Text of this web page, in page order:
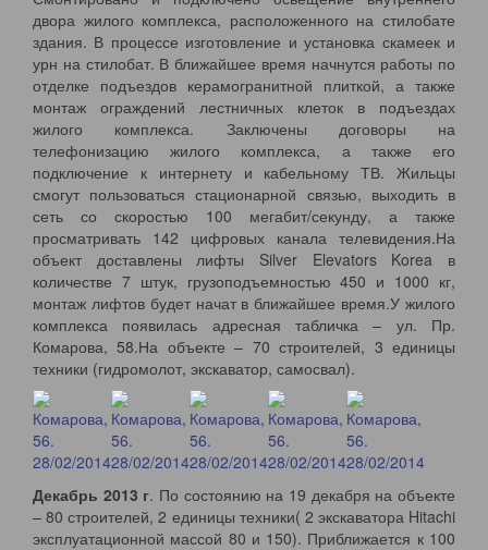
двора жилого комплекса, расположенного на стилобате
здания. В процессе изготовление и установка скамеек и
урн на стилобат. В ближайшее время начнутся работы по
отделке подъездов керамогранитной плиткой, а также
монтаж ограждений лестничных клеток в подъездах
жилого комплекса. Заключены договоры на
телефонизацию жилого комплекса, а также его
подключение к интернету и кабельному ТВ. Жильцы
смогут пользоваться стационарной связью, выходить в
сеть со скоростью 100 мегабит/секунду, а также
просматривать 142 цифровых канала телевидения.На
объект доставлены лифты Silver Elevators Korea в
количестве 7 штук, грузоподъемностью 450 и 1000 кг,
монтаж лифтов будет начат в ближайшее время.У жилого
комплекса появилась адресная табличка – ул. Пр.
Комарова, 58.На объекте – 70 строителей, 3 единицы
техники (гидромолот, экскаватор, самосвал).
Декабрь 2013 г. По состоянию на 19 декабря на объекте
– 80 строителей, 2 единицы техники( 2 экскаватора Hitachi
эксплуатационной массой 80 и 150). Приближается к 100